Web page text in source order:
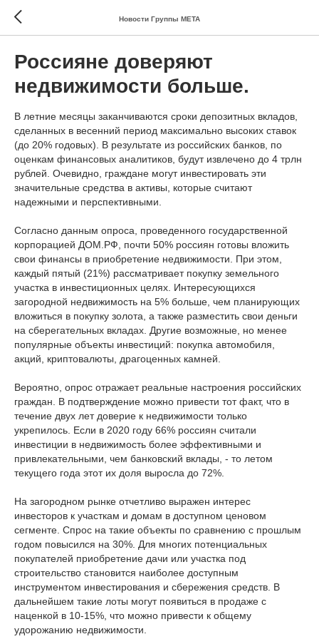
Новости Группы МЕТА
Россияне доверяют
недвижимости больше.
В летние месяцы заканчиваются сроки депозитных вкладов,
сделанных в весенний период максимально высоких ставок
(до 20% годовых). В результате из российских банков, по
оценкам финансовых аналитиков, будут извлечено до 4 трлн
рублей. Очевидно, граждане могут инвестировать эти
значительные средства в активы, которые считают
надежными и перспективными.
Согласно данным опроса, проведенного государственной
корпорацией ДОМ.РФ, почти 50% россиян готовы вложить
свои финансы в приобретение недвижимости. При этом,
каждый пятый (21%) рассматривает покупку земельного
участка в инвестиционных целях. Интересующихся
загородной недвижимость на 5% больше, чем планирующих
вложиться в покупку золота, а также разместить свои деньги
на сберегательных вкладах. Другие возможные, но менее
популярные объекты инвестиций: покупка автомобиля,
акций, криптовалюты, драгоценных камней.
Вероятно, опрос отражает реальные настроения российских
граждан. В подтверждение можно привести тот факт, что в
течение двух лет доверие к недвижимости только
укрепилось. Если в 2020 году 66% россиян считали
инвестиции в недвижимость более эффективными и
привлекательными, чем банковский вклады, - то летом
текущего года этот их доля выросла до 72%.
На загородном рынке отчетливо выражен интерес
инвесторов к участкам и домам в доступном ценовом
сегменте. Спрос на такие объекты по сравнению с прошлым
годом повысился на 30%. Для многих потенциальных
покупателей приобретение дачи или участка под
строительство становится наиболее доступным
инструментом инвестирования и сбережения средств. В
дальнейшем такие лоты могут появиться в продаже с
наценкой в 10-15%, что можно привести к общему
удорожанию недвижимости.